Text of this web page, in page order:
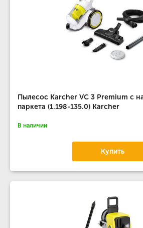
Пылесос Karcher VC 3 Premium с
паркета (1.198-135.0) Karcher
В наличии
Купить